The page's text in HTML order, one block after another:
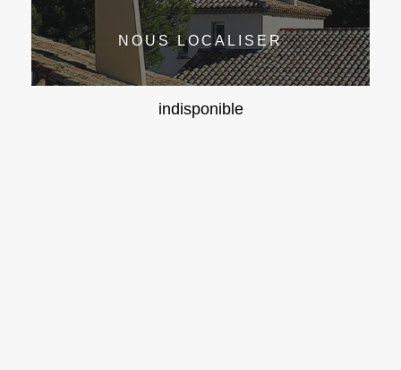
NOUS LOCALISER
indisponible